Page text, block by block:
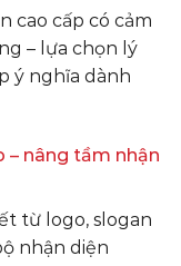
cao cấp có cảm
– lựa chọn lý
ý nghĩa dành
– nâng tầm nhận
từ logo, slogan
nhận diện